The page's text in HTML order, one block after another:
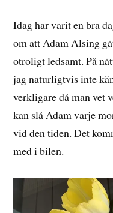
Idag har varit en bra
om att Adam Alsing
otroligt ledsamt. På
jag naturligtvis inte
verkligare då man vet
kan slå Adam varje
vid den tiden. Det
med i bilen.